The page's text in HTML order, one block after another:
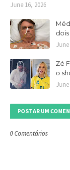
June 16, 2026
June
Zé
o
June
POSTAR UM
0 Comentários